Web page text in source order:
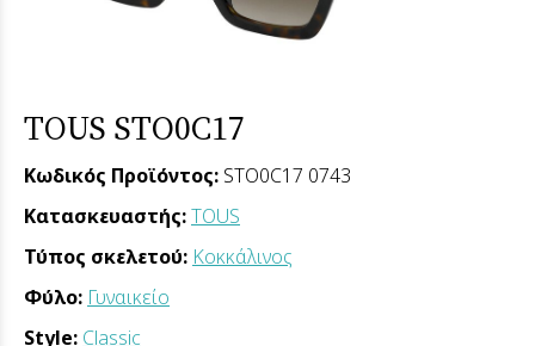
ΤΟUS STO0C17
Κωδικός Προϊόντος: STO0C17 0743
Κατασκευαστής:TOUS
Τύπος σκελετού: Κοκκάλινος
Φύλο: Γυναικείο
Style: Classic